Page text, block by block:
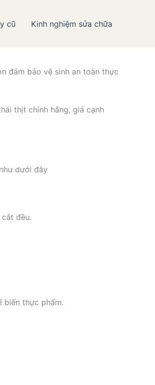
cũ Kinh nghiệm sửa chữa
Minh
đảm bảo vệ sinh an toàn thực
thịt chính hãng, giá cạnh
dưới đây
đều.
biến thực phẩm.